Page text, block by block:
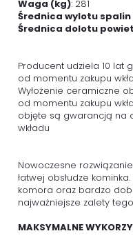
Waga (kg): 281
Średnica wylotu
Średnica dolotu
Producent udziela 10 lat
od momentu zakupu
Wyłożenie ceramiczne
od momentu zakupu
objęte są gwarancją na
wkładu
Nowoczesne
łatwej obsłudze
komora oraz bardzo
najważniejsze zalety
MAKSYMALNE